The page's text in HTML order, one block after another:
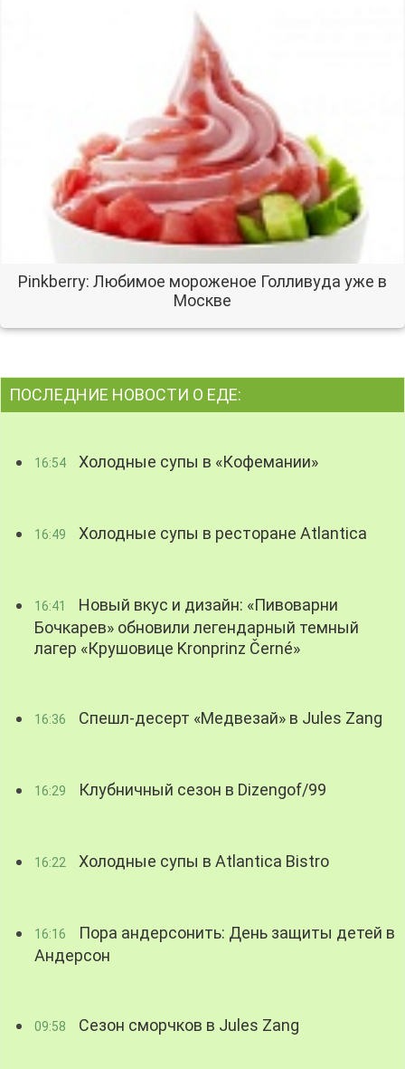
Pinkberry: Любимое мороженое Голливуда уже в
Москве
ПОСЛЕДНИЕ НОВОСТИ О ЕДЕ:
16:54 Холодные супы в «Кофемании»
16:49 Холодные супы в ресторане Atlantica
16:41
Новый вкус и дизайн: «Пивоварни
Бочкарев» обновили легендарный темный
лагер «Крушовице Kronprinz Černé»
16:36 Спешл-десерт «Медвезай» в Jules Zang
16:29 Клубничный сезон в Dizengof/99
16:22 Холодные супы в Atlantica Bistro
16:16
Пора андерсонить: День защиты детей в
Андерсон
09:58 Сезон сморчков в Jules Zang